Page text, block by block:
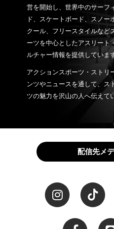
営を開始し、世界中のサーフ
ド、スケートボード、スノ
クール、フリースタイルなど
ーツを中心としたアスリート
ルチャー情報を提供していま
アクションスポーツ・ストリ
ンツやニュースを通して、ス
ツの魅力を沢山の人へ伝えて
配信先メ